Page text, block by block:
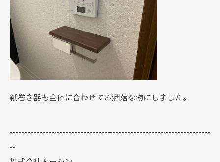
紙巻き器も全体に合わせてお洒落な物にしました。
--------------------------------------------------------------------
--